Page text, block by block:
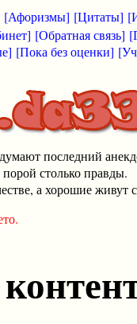
[Афоризмы] [Цитаты]
[Обратная связь]
[Пока без оценки]
последний
столько правды.
а хорошие живут